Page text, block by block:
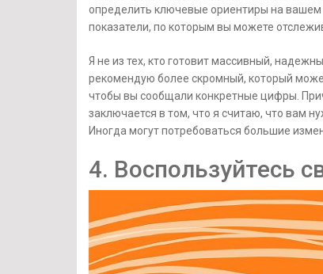
определить ключевые ориентиры на вашем
показатели, по которым вы можете
Я не из тех, кто готовит массивный,
рекомендую более скромный, который
чтобы вы сообщали конкретные цифры.
заключается в том, что я считаю, что вам
Иногда могут потребоваться большие
4. Воспользуйтесь